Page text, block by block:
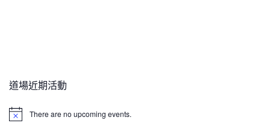
道場近期活動
N
There are no upcoming events.